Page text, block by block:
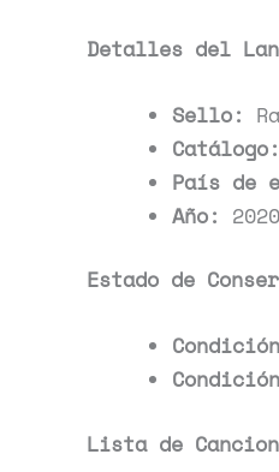
Detalles del
Sello:
Catálogo:
País de
Año: 2020
Estado de
Lista de